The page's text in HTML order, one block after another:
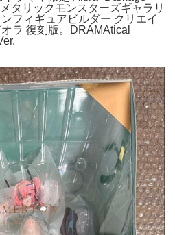
タリックモンスターズギャラリ
フィギュアビルダー クリエイ
ラ 復刻版。DRAMAtical